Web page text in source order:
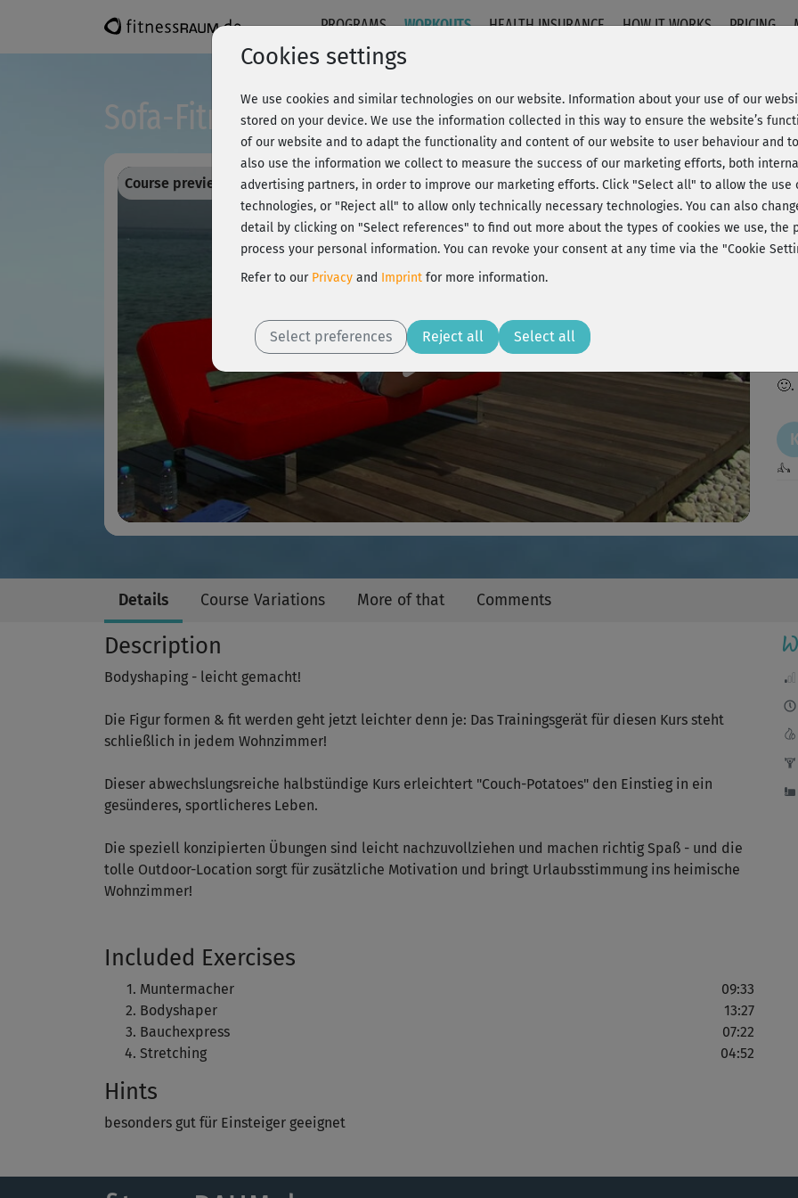
PROGRAMS WORKOUTS HEALTH INSURANCE HOW IT WORKS PRICING
Sofa-Fitness - Kurzkurs
Play
Video
Course preview - register and train all! 20% Rabatt + Wunsch-Goodie
👍
D
S
Details Course Variations More of that Comments
Description
Bodyshaping - leicht gemacht!
Die Figur formen & fit werden geht jetzt leichter denn je: Das Trainingsgerät für diesen Kurs steht
schließlich in jedem Wohnzimmer!
Dieser abwechslungsreiche halbstündige Kurs erleichtert "Couch-Potatoes" den Einstieg in ein
gesünderes, sportlicheres Leben.
Die speziell konzipierten Übungen sind leicht nachzuvollziehen und machen richtig Spaß - und die
tolle Outdoor-Location sorgt für zusätzliche Motivation und bringt Urlaubsstimmung ins heimische
Wohnzimmer!
Included Exercises
Muntermacher
09:33
Bodyshaper
13:27
Bauchexpress
07:22
Stretching
04:52
Hints
besonders gut für Einsteiger geeignet
Cookies settings
We use cookies and similar technologies on our website. Information about your use of our
stored on your device. We use the information collected in this way to ensure the website’s
of our website and to adapt the functionality and content of our website to user behaviour and
also use the information we collect to measure the success of our marketing efforts, both
advertising partners, in order to improve our marketing efforts. Click "Select all" to allow the
technologies, or "Reject all" to allow only technically necessary technologies. You can also
detail by clicking on "Select references" to find out more about the types of cookies we use, the
process your personal information. You can revoke your consent at any time via the "Cookie
Refer to our Privacy and Imprint for more information.
Select preferences Reject all Select all